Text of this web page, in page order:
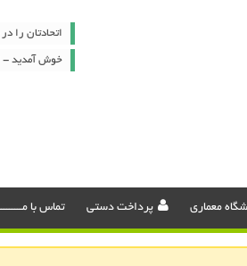
اتحادتان را
خوش آمدید - امروز :
معماری پرداخت دستی تماس با